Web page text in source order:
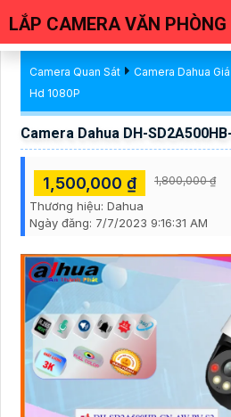
LẮP CAMERA VĂN PHÒNG
Camera Quan Sát Camera Dahua
Hd 1080P
Camera Dahua DH-
1,500,000 ₫ 1,800,000 ₫
Thương hiệu: Dahua
Ngày đăng: 7/7/2023 9:16:31 AM